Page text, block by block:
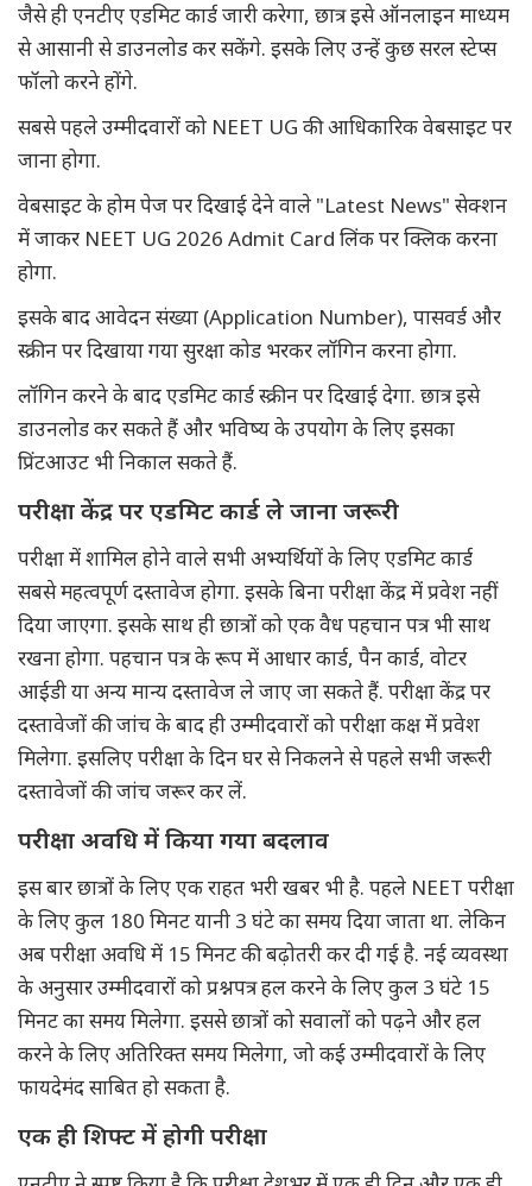
जैसे ही एनटीए एडमिट कार्ड जारी करेगा, छात्र इसे ऑनलाइन माध्यम
से आसानी से डाउनलोड कर सकेंगे. इसके लिए उन्हें कुछ सरल स्टेप्स
फॉलो करने होंगे.
सबसे पहले उम्मीदवारों को NEET UG की आधिकारिक वेबसाइट पर
जाना होगा.
वेबसाइट के होम पेज पर दिखाई देने वाले "Latest News" सेक्शन
में जाकर NEET UG 2026 Admit Card लिंक पर क्लिक करना
होगा.
इसके बाद आवेदन संख्या (Application Number), पासवर्ड और
स्क्रीन पर दिखाया गया सुरक्षा कोड भरकर लॉगिन करना होगा.
लॉगिन करने के बाद एडमिट कार्ड स्क्रीन पर दिखाई देगा. छात्र इसे
डाउनलोड कर सकते हैं और भविष्य के उपयोग के लिए इसका
प्रिंटआउट भी निकाल सकते हैं.
परीक्षा केंद्र पर एडमिट कार्ड ले जाना जरूरी
परीक्षा में शामिल होने वाले सभी अभ्यर्थियों के लिए एडमिट कार्ड
सबसे महत्वपूर्ण दस्तावेज होगा. इसके बिना परीक्षा केंद्र में प्रवेश नहीं
दिया जाएगा. इसके साथ ही छात्रों को एक वैध पहचान पत्र भी साथ
रखना होगा. पहचान पत्र के रूप में आधार कार्ड, पैन कार्ड, वोटर
आईडी या अन्य मान्य दस्तावेज ले जाए जा सकते हैं. परीक्षा केंद्र पर
दस्तावेजों की जांच के बाद ही उम्मीदवारों को परीक्षा कक्ष में प्रवेश
मिलेगा. इसलिए परीक्षा के दिन घर से निकलने से पहले सभी जरूरी
दस्तावेजों की जांच जरूर कर लें.
परीक्षा अवधि में किया गया बदलाव
इस बार छात्रों के लिए एक राहत भरी खबर भी है. पहले NEET परीक्षा
के लिए कुल 180 मिनट यानी 3 घंटे का समय दिया जाता था. लेकिन
अब परीक्षा अवधि में 15 मिनट की बढ़ोतरी कर दी गई है. नई व्यवस्था
के अनुसार उम्मीदवारों को प्रश्नपत्र हल करने के लिए कुल 3 घंटे 15
मिनट का समय मिलेगा. इससे छात्रों को सवालों को पढ़ने और हल
करने के लिए अतिरिक्त समय मिलेगा, जो कई उम्मीदवारों के लिए
फायदेमंद साबित हो सकता है.
एक ही शिफ्ट में होगी परीक्षा